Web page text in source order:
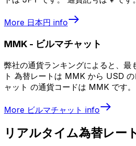
More 日本円 info
MMK - ビルマチャット
弊社の通貨ランキングによると、最
ト 為替レートは MMK から USD
ャット の通貨コードは MMK です。
More ビルマチャット info
リアルタイム為替レー